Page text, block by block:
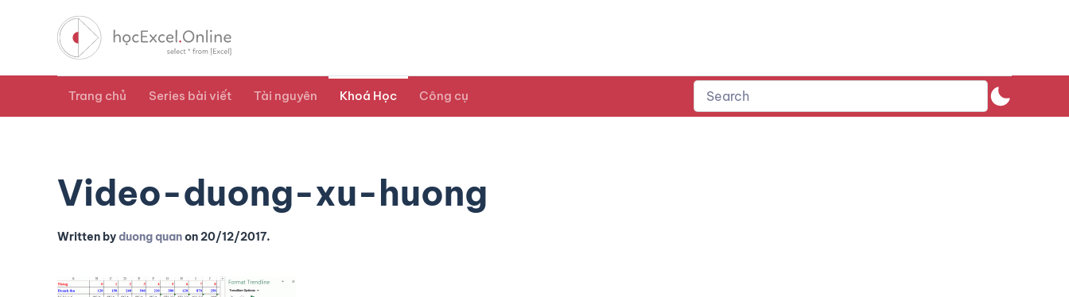
Trang chủ Series bài viết Tài nguyên Khoá Học Công cụ
Video-duong-xu-huong
Written byduong quanon20/12/2017.